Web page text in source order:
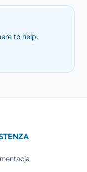
to help.